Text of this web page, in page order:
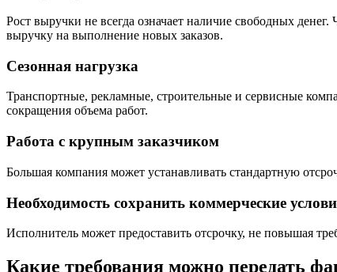
Рост выручки не всегда означает наличие свободных
выручку на выполнение новых заказов.
Сезонная нагрузка
Транспортные, рекламные, строительные и сервисные
сокращения объема работ.
Работа с крупным заказчиком
Большая компания может устанавливать стандартную
Необходимость сохранить коммерческие
Исполнитель может предоставить отсрочку, не повышая
Какие требования можно передать